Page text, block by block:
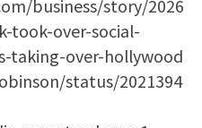
business/story/2026
took-over-social-
taking-over-hollywood
status/2021394